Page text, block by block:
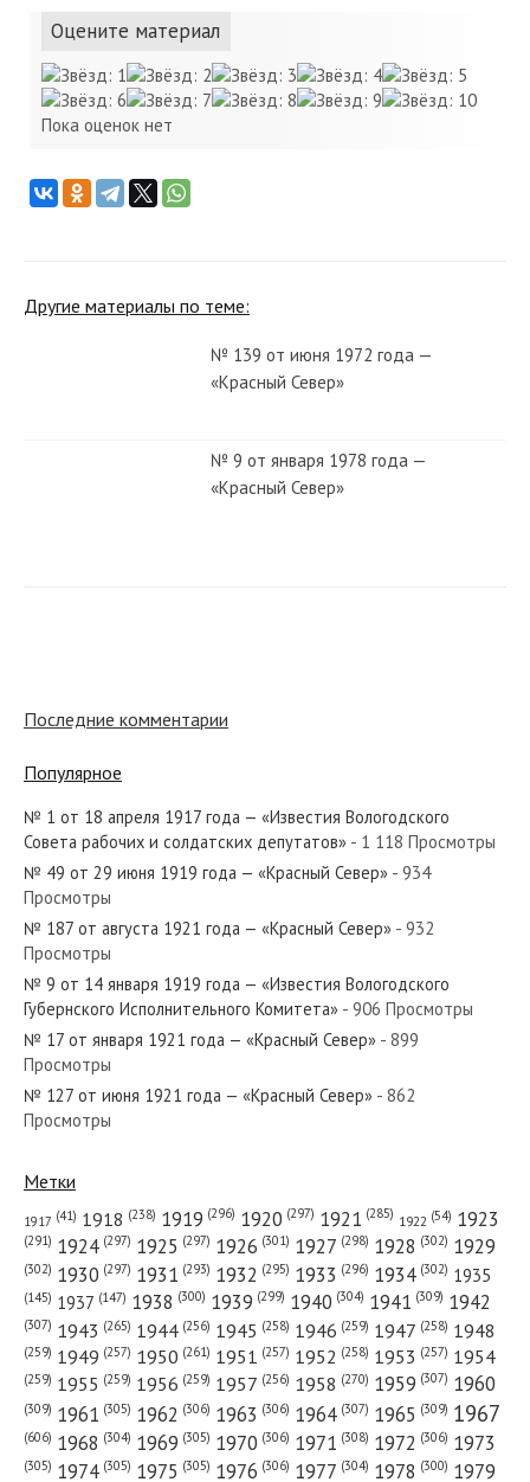
Оцените материал
Пока оценок нет
Другие материалы по теме:
№ 139 от июня 1972 года —
«Красный Север»
№ 9 от января 1978 года —
«Красный Север»
№ 186 от августа 1965 года —
№ 34 от февраля 1929 года —
«Красный Север»
№ 186 от августа 1959 года —
Последние комментарии
Популярное
№ 1 от 18 апреля 1917 года — «Известия Вологодского
Совета рабочих и солдатских депутатов» - 1 118 Просмотры
№ 49 от 29 июня 1919 года — «Красный Север» - 934
Просмотры
№ 187 от августа 1921 года — «Красный Север» - 932
Просмотры
№ 9 от 14 января 1919 года — «Известия Вологодского
Губернского Исполнительного Комитета» - 906 Просмотры
№ 17 от января 1921 года — «Красный Север» - 899
Просмотры
№ 127 от июня 1921 года — «Красный Север» - 862
Просмотры
Метки
1917 (41) 1918 (238) 1919 (296) 1920 (297) 1921 (285) 1922 (54) 1923
(291) 1924 (297) 1925 (297) 1926 (301) 1927 (298) 1928 (302) 1929
(302) 1930 (297) 1931 (293) 1932 (295) 1933 (296) 1934 (302) 1935
(145) 1937 (147) 1938 (300) 1939 (299) 1940 (304) 1941 (309) 1942
(307) 1943 (265) 1944 (256) 1945 (258) 1946 (259) 1947 (258) 1948
(259) 1949 (257) 1950 (261) 1951 (257) 1952 (258) 1953 (257) 1954
(259) 1955 (259) 1956 (259) 1957 (256) 1958 (270) 1959 (307) 1960
(309) 1961 (305) 1962 (306) 1963 (306) 1964 (307) 1965 (309) 1967
(606) 1968 (304) 1969 (305) 1970 (306) 1971 (308) 1972 (306) 1973
(305) 1974 (305) 1975 (305) 1976 (306) 1977 (304) 1978 (300) 1979